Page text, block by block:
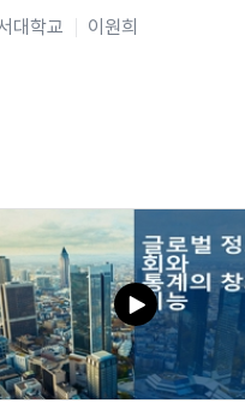
대학교 이원희